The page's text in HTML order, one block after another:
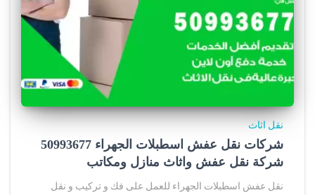
نقل اثاث
شركات نقل عفش اسطبلات الجهراء 50993677
شركة نقل عفش واثاث منازل ومكاتب
نقل عفش اسطبلات الجهراء للعمل على فك و تركيب و نقل